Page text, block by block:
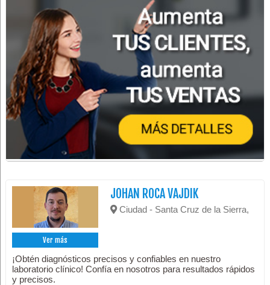
Ver más
JOHAN ROCA VAJDIK
Ciudad - Santa Cruz de la Sierra,
¡Obtén diagnósticos precisos y confiables en nuestro
laboratorio clínico! Confía en nosotros para resultados rápidos
y precisos.